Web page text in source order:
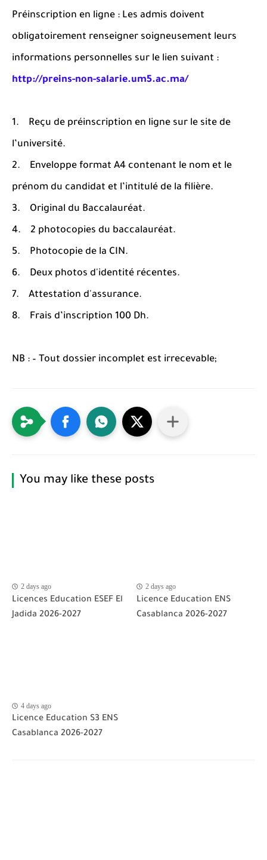
Préinscription en ligne : Les admis doivent
obligatoirement renseigner soigneusement leurs
informations personnelles sur le lien suivant :
http://preins-non-salarie.um5.ac.ma/
1. Reçu de préinscription en ligne sur le site de
l’université.
2. Enveloppe format A4 contenant le nom et le
prénom du candidat et l’intitulé de la filière.
3. Original du Baccalauréat.
4. 2 photocopies du baccalauréat.
5. Photocopie de la CIN.
6. Deux photos d'identité récentes.
7. Attestation d'assurance.
8. Frais d’inscription 100 Dh.
NB : – Tout dossier incomplet est irrecevable;
You may like these posts
2 days ago
Licences Education ESEF El
Jadida 2026-2027
2 days ago
Licence Education ENS
Casablanca 2026-2027
4 days ago
Licence Education S3 ENS
Casablanca 2026-2027